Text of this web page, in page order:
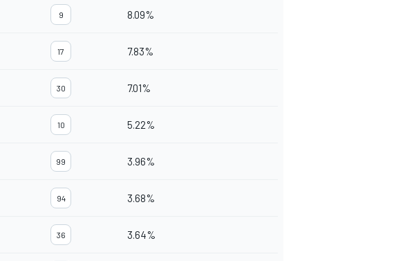
9 8.09%
17 7.83%
30 7.01%
10 5.22%
99 3.96%
94 3.68%
36 3.64%